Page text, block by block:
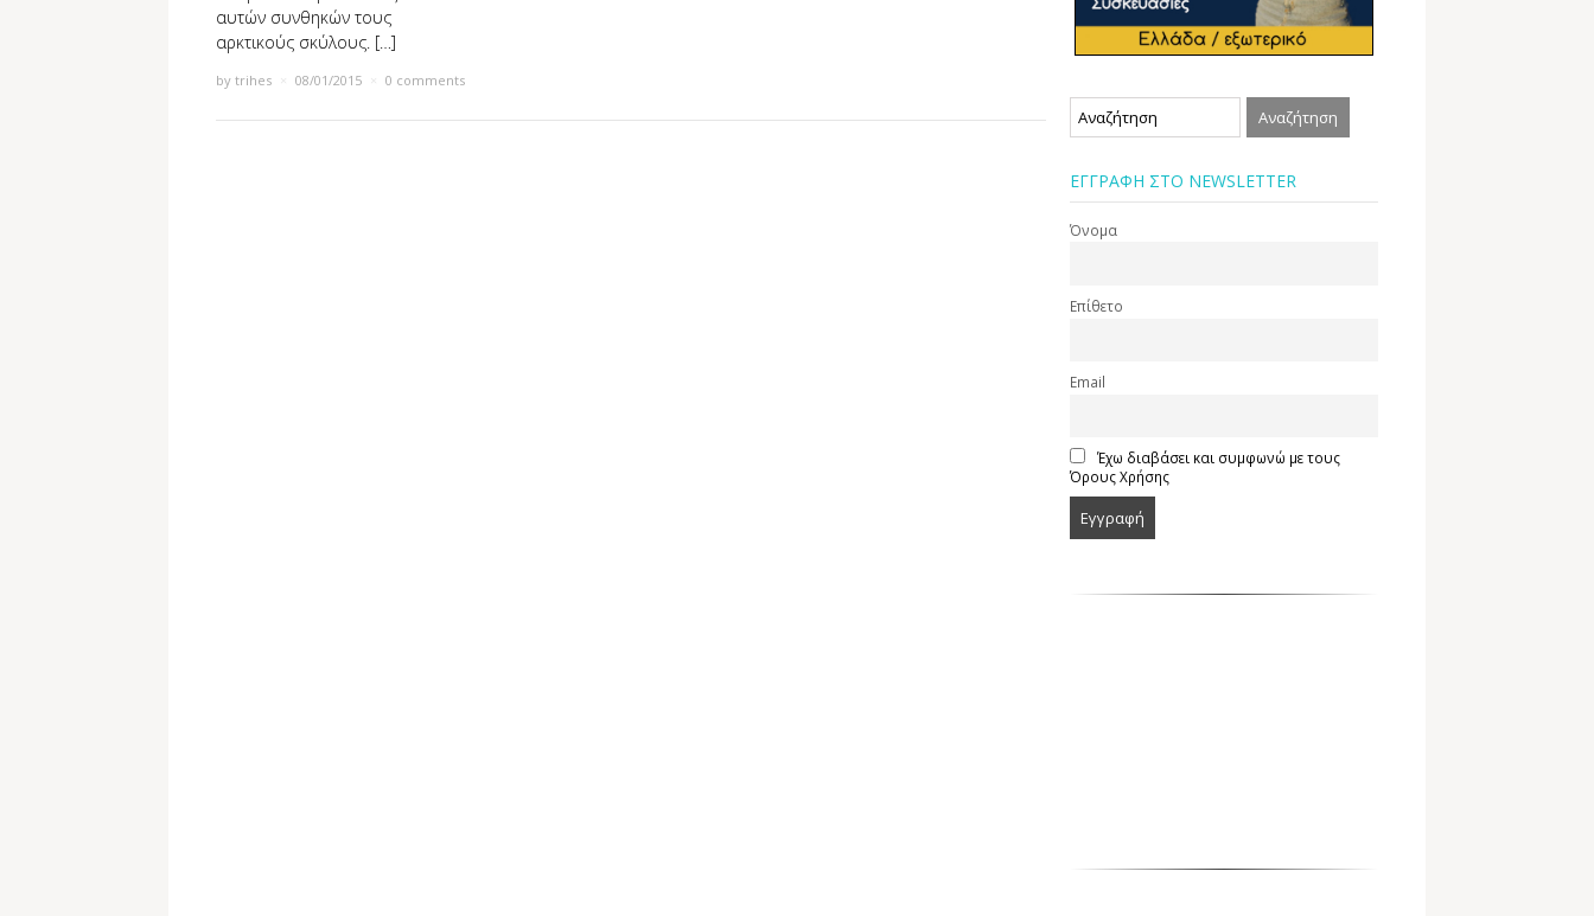
αυτών συνθηκών τους
αρκτικούς σκύλους. […]
by trihes 08/01/2015 0 comments
ΕΓΓΡΑΦΗ ΣΤΟ NEWSLETTER
Όνομα
Επίθετο
Email
Έχω διαβάσει και συμφωνώ με τους
Όρους Χρήσης